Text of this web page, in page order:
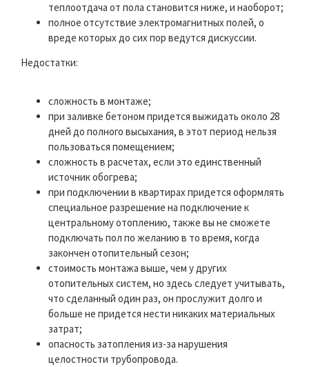
теплоотдача от пола становится ниже, и наоборот;
полное отсутствие электромагнитных полей, о
вреде которых до сих пор ведутся дискуссии.
Недостатки:
сложность в монтаже;
при заливке бетоном придется выжидать около 28
дней до полного высыхания, в этот период нельзя
пользоваться помещением;
сложность в расчетах, если это единственный
источник обогрева;
при подключении в квартирах придется оформлять
специальное разрешение на подключение к
центральному отоплению, также вы не сможете
подключать пол по желанию в то время, когда
закончен отопительный сезон;
стоимость монтажа выше, чем у других
отопительных систем, но здесь следует учитывать,
что сделанный один раз, он прослужит долго и
больше не придется нести никаких материальных
затрат;
опасность затопления из-за нарушения
целостности трубопровода.